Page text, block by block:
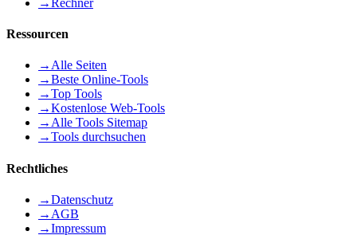
Ressourcen
→ Alle Seiten
→Beste Online-Tools
→Top Tools
→Kostenlose Web-Tools
→ Alle Tools Sitemap
→Tools durchsuchen
Rechtliches
→Datenschutz
→ AGB
→Impressum